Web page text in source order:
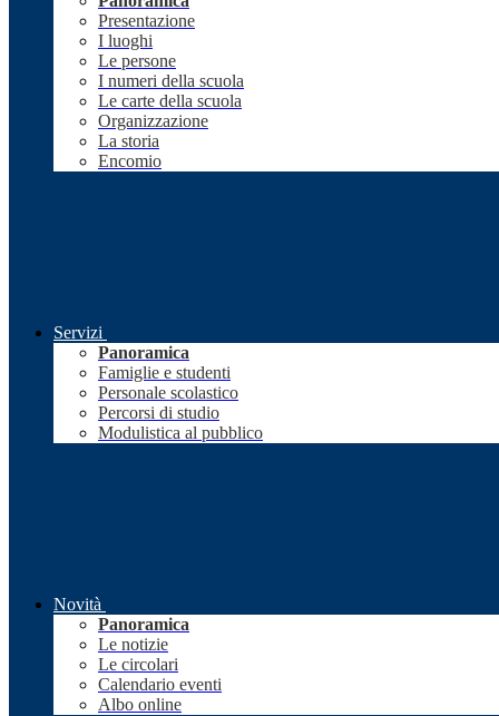
Presentazione
I luoghi
Le persone
I numeri della scuola
Le carte della scuola
Organizzazione
La storia
Encomio
Servizi
Panoramica
Famiglie e studenti
Personale scolastico
Percorsi di studio
Modulistica al pubblico
Novità
Panoramica
Le notizie
Le circolari
Calendario eventi
Albo online